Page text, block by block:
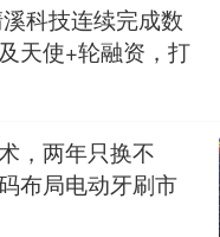
科技连续完成数
天使+轮融资，打
通用系统及应用
，两年只换不
布局电动牙刷市